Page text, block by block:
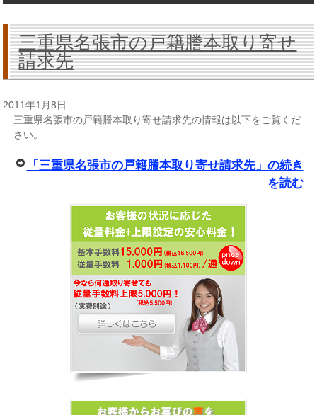
三重県名張市の戸籍謄本取り寄せ
請求先
2011年1月8日
三重県名張市の戸籍謄本取り寄せ請求先の情報は以下をご覧くだ
さい。
「三重県名張市の戸籍謄本取り寄せ請求先」の続き
を読む